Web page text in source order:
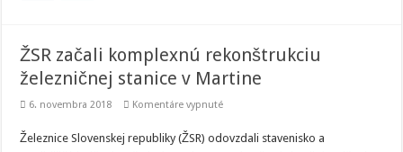
ŽSR začali komplexnú rekonštrukciu
železničnej stanice v Martine
6. novembra 2018 Komentáre vypnuténa
komplexnú
Železnice Slovenskej republiky (ŽSR) odovzdali stavenisko a